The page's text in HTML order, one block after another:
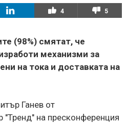
4 5
(98%) смятат, че
механизми за
на тока и доставката на
Ганев от
"Тренд" на пресконференция